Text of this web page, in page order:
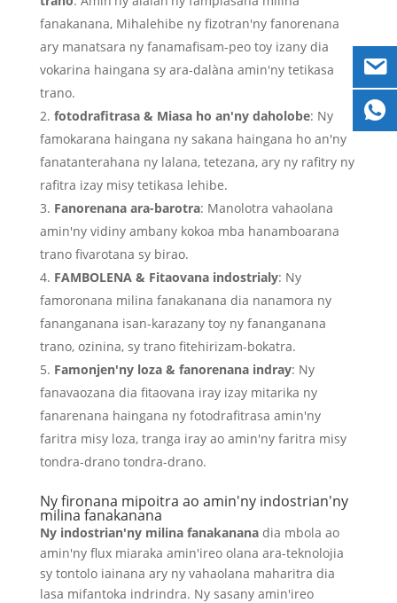
fanakanana, Mihalehibe ny fizotran'ny fanorenana
ary manatsara ny fanamafisam-peo toy izany dia
vokarina haingana sy ara-dalàna amin'ny tetikasa
trano.
fotodrafitrasa & Miasa ho an'ny daholobe: Ny
famokarana haingana ny sakana haingana ho an'ny
fanatanterahana ny lalana, tetezana, ary ny rafitry ny
rafitra izay misy tetikasa lehibe.
Fanorenana ara-barotra: Manolotra vahaolana
amin'ny vidiny ambany kokoa mba hanamboarana
trano fivarotana sy birao.
FAMBOLENA & Fitaovana indostrialy: Ny
famoronana milina fanakanana dia nanamora ny
fananganana isan-karazany toy ny fananganana
trano, ozinina, sy trano fitehirizam-bokatra.
Famonjen'ny loza & fanorenana indray: Ny
fanavaozana dia fitaovana iray izay mitarika ny
fanarenana haingana ny fotodrafitrasa amin'ny
faritra misy loza, tranga iray ao amin'ny faritra misy
tondra-drano tondra-drano.
Ny fironana mipoitra ao amin'ny indostrian'ny
milina fanakanana
Ny indostrian'ny milina fanakananadia mbola ao
amin'ny flux miaraka amin'ireo olana ara-teknolojia
sy tontolo iainana ary ny vahaolana maharitra dia
lasa mifantoka indrindra. Ny sasany amin'ireo